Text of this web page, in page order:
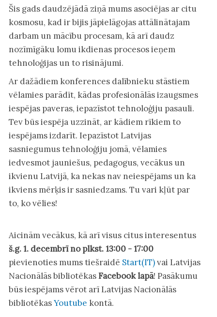
Šis gads daudzējādā ziņā mums asociējas ar citu
kosmosu, kad ir bijis jāpielāgojas attālinātajam
darbam un mācību procesam, kā arī daudz
nozīmīgāku lomu ikdienas procesos ieņem
tehnoloģijas un to risinājumi.
Ar dažādiem konferences dalībnieku stāstiem
vēlamies parādīt, kādas profesionālās izaugsmes
iespējas paveras, iepazīstot tehnoloģiju pasauli.
Tev būs iespēja uzzināt, ar kādiem rīkiem to
iespējams izdarīt. Iepazīstot Latvijas
sasniegumus tehnoloģiju jomā, vēlamies
iedvesmot jauniešus, pedagogus, vecākus un
ikvienu Latvijā, ka nekas nav neiespējams un ka
ikviens mērķis ir sasniedzams. Tu vari kļūt par
to, ko vēlies!
Aicinām vecākus, kā arī visus citus interesentus
š.g. 1. decembrī no plkst. 13:00 - 17:00
pievienoties mums tiešraidē Start(IT)vai Latvijas
Nacionālās bibliotēkasFacebook lapā! Pasākumu
būs iespējams vērot arī Latvijas Nacionālās
bibliotēkasYoutube kontā.